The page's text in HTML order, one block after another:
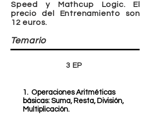
Temario
Speed y Mathcup Logic. El
precio del Entrenamiento son
12 euros.
3 EP
1. Operaciones Aritméticas
básicas: Suma, Resta, División,
Multiplicación.